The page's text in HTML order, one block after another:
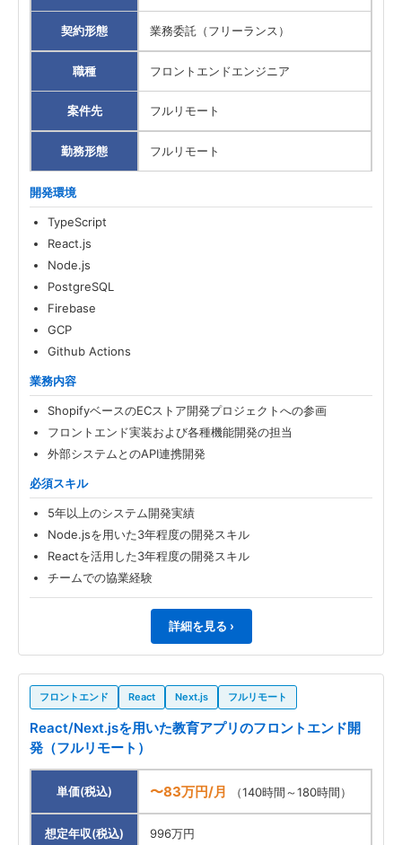
契約形態 業務委託（フリーランス）
職種 フロントエンドエンジニア
案件先 フルリモート
勤務形態 フルリモート
開発環境
TypeScript
React.js
Node.js
PostgreSQL
Firebase
GCP
Github Actions
業務内容
ShopifyベースのECストア開発プロジェクトへの参画
フロントエンド実装および各種機能開発の担当
外部システムとのAPI連携開発
必須スキル
5年以上のシステム開発実績
Node.jsを用いた3年程度の開発スキル
Reactを活用した3年程度の開発スキル
チームでの協業経験
詳細を見る ›
フロントエンド React Next.js フルリモート
React/Next.jsを用いた教育アプリのフロントエンド開
発（フルリモート）
単価(税込) 〜83万円/月 （140時間～180時間）
想定年収(税込) 996万円